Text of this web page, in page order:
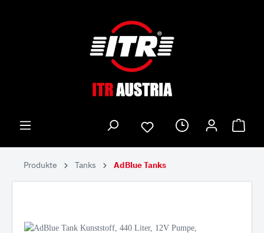
Produkte Tanks AdBlue Tanks